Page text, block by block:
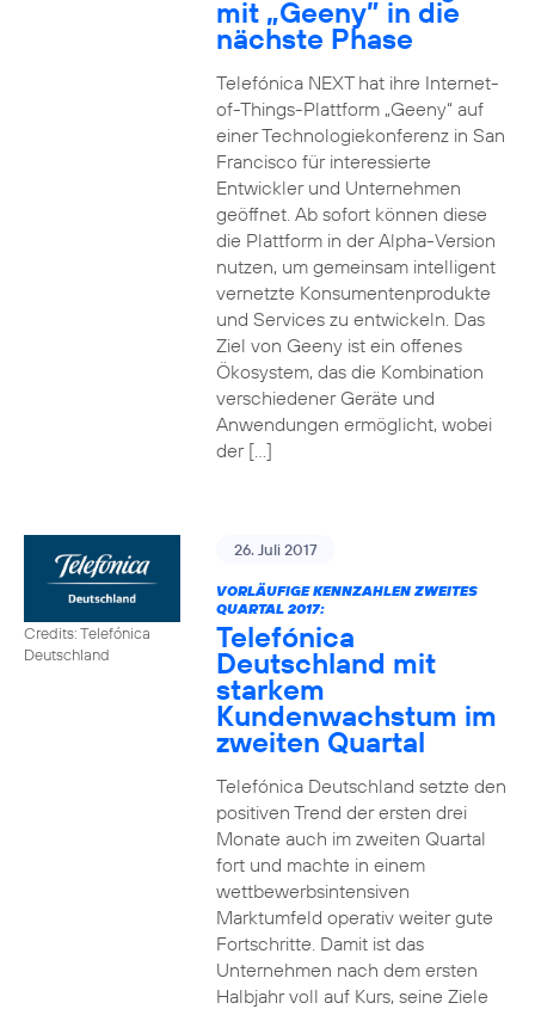
mit „Geeny” in die
nächste Phase
Telefónica NEXT hat ihre Internet-
of-Things-Plattform „Geeny“ auf
einer Technologiekonferenz in San
Francisco für interessierte
Entwickler und Unternehmen
geöffnet. Ab sofort können diese
die Plattform in der Alpha-Version
nutzen, um gemeinsam intelligent
vernetzte Konsumentenprodukte
und Services zu entwickeln. Das
Ziel von Geeny ist ein offenes
Ökosystem, das die Kombination
verschiedener Geräte und
Anwendungen ermöglicht, wobei
der […]
Credits: Telefónica
Deutschland
26. Juli 2017
VORLÄUFIGE KENNZAHLEN ZWEITES
QUARTAL 2017:
Telefónica
Deutschland mit
starkem
Kundenwachstum im
zweiten Quartal
Telefónica Deutschland setzte den
positiven Trend der ersten drei
Monate auch im zweiten Quartal
fort und machte in einem
wettbewerbsintensiven
Marktumfeld operativ weiter gute
Fortschritte. Damit ist das
Unternehmen nach dem ersten
Halbjahr voll auf Kurs, seine Ziele